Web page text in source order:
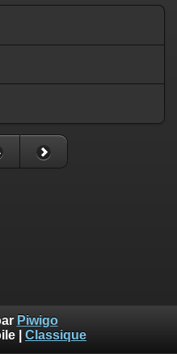
Piwigo
Classique